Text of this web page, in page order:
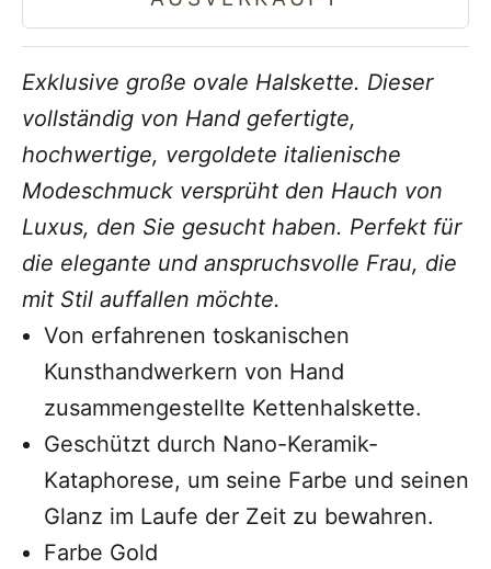
Exklusive große ovale Halskette. Dieser
vollständig von Hand gefertigte,
hochwertige, vergoldete italienische
Modeschmuck versprüht den Hauch von
Luxus, den Sie gesucht haben. Perfekt für
die elegante und anspruchsvolle Frau, die
mit Stil auffallen möchte.
Von erfahrenen toskanischen
Kunsthandwerkern von Hand
zusammengestellte Kettenhalskette.
Geschützt durch Nano-Keramik-
Kataphorese, um seine Farbe und seinen
Glanz im Laufe der Zeit zu bewahren.
Farbe Gold